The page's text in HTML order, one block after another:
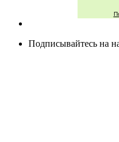
Подписывайтесь на